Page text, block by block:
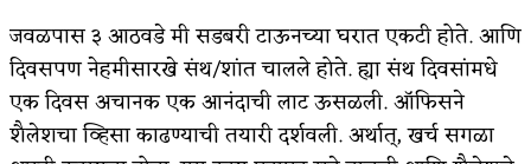
आदिवासींचा डॉक्टर, समाजसेवेचा ध्यास : डॉ. राहुल
जोशी
डेंग्यू: ताप उतरला म्हणजे धोका टळला असे नाही!
जवळपास ३ आठवडे मी सडबरी टाऊनच्या घरात एकटी होते. आणि
दिवसपण नेहमीसारखे संथ/शांत चालले होते. ह्या संथ दिवसांमधे
एक दिवस अचानक एक आनंदाची लाट ऊसळली. ऑफिसने
शैलेशचा व्हिसा काढण्याची तयारी दर्शवली. अर्थात्, खर्च सगळा